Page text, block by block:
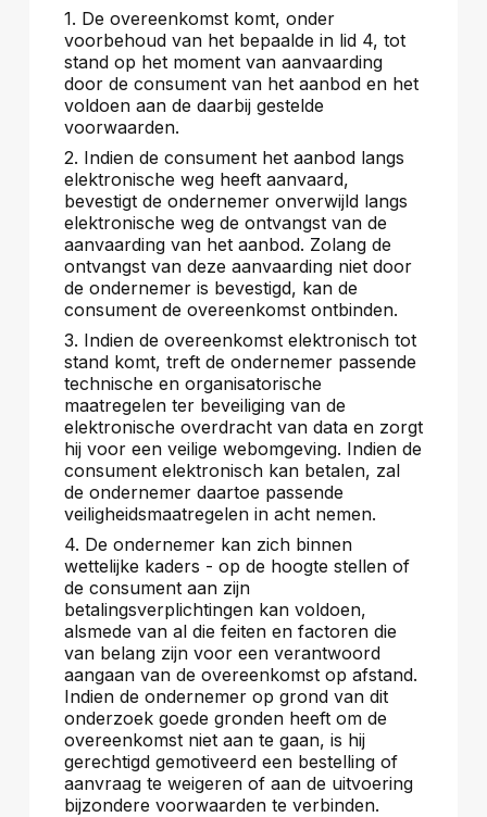
1. De overeenkomst komt, onder
voorbehoud van het bepaalde in lid 4, tot
stand op het moment van aanvaarding
door de consument van het aanbod en het
voldoen aan de daarbij gestelde
voorwaarden.
2. Indien de consument het aanbod langs
elektronische weg heeft aanvaard,
bevestigt de ondernemer onverwijld langs
elektronische weg de ontvangst van de
aanvaarding van het aanbod. Zolang de
ontvangst van deze aanvaarding niet door
de ondernemer is bevestigd, kan de
consument de overeenkomst ontbinden.
3. Indien de overeenkomst elektronisch tot
stand komt, treft de ondernemer passende
technische en organisatorische
maatregelen ter beveiliging van de
elektronische overdracht van data en zorgt
hij voor een veilige webomgeving. Indien de
consument elektronisch kan betalen, zal
de ondernemer daartoe passende
veiligheidsmaatregelen in acht nemen.
4. De ondernemer kan zich binnen
wettelijke kaders - op de hoogte stellen of
de consument aan zijn
betalingsverplichtingen kan voldoen,
alsmede van al die feiten en factoren die
van belang zijn voor een verantwoord
aangaan van de overeenkomst op afstand.
Indien de ondernemer op grond van dit
onderzoek goede gronden heeft om de
overeenkomst niet aan te gaan, is hij
gerechtigd gemotiveerd een bestelling of
aanvraag te weigeren of aan de uitvoering
bijzondere voorwaarden te verbinden.